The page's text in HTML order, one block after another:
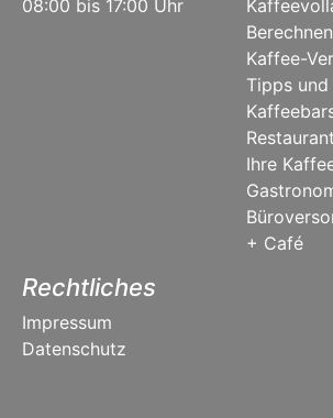
08:00 bis 17:00 Uhr
Kaffee-
Tipps
Ihre
+ Café
Rechtliches
Impressum
Datenschutz